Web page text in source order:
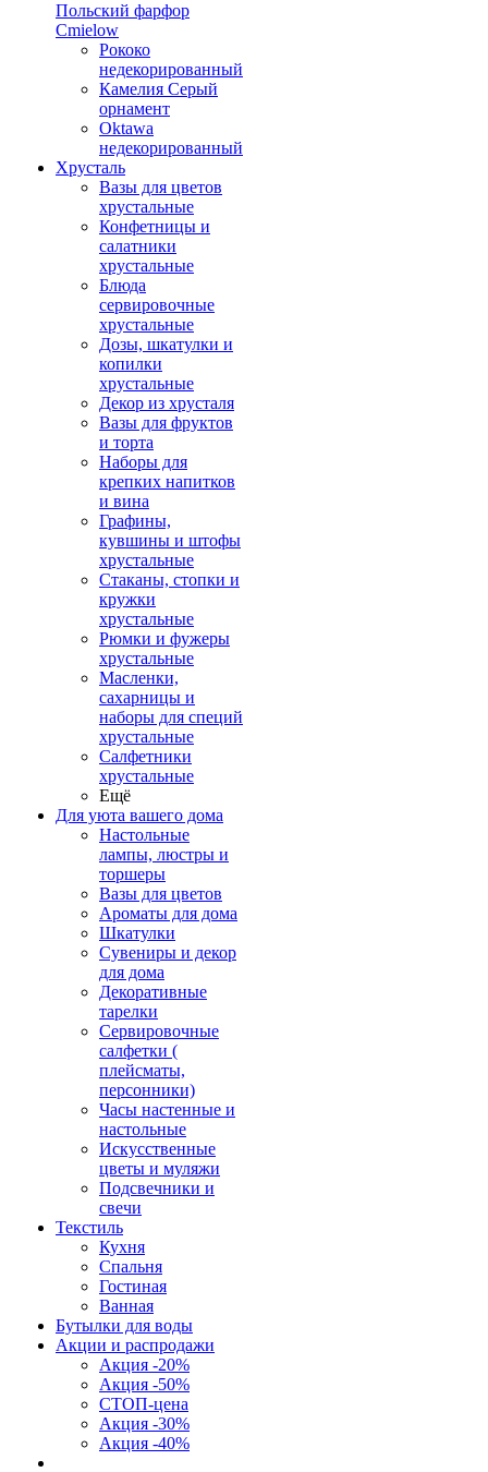
Польский фарфор
Сmielow
Рококо
недекорированный
Камелия Серый
орнамент
Oktawa
недекорированный
Хрусталь
Вазы для цветов
хрустальные
Конфетницы и
салатники
хрустальные
Блюда
сервировочные
хрустальные
Дозы, шкатулки и
копилки
хрустальные
Декор из хрусталя
Вазы для фруктов
и торта
Наборы для
крепких напитков
и вина
Графины,
кувшины и штофы
хрустальные
Стаканы, стопки и
кружки
хрустальные
Рюмки и фужеры
хрустальные
Масленки,
сахарницы и
наборы для специй
хрустальные
Салфетники
хрустальные
Ещё
Для уюта вашего дома
Настольные
лампы, люстры и
торшеры
Вазы для цветов
Ароматы для дома
Шкатулки
Сувениры и декор
для дома
Декоративные
тарелки
Сервировочные
салфетки (
плейсматы,
персонники)
Часы настенные и
настольные
Искусственные
цветы и муляжи
Подсвечники и
свечи
Текстиль
Кухня
Спальня
Гостиная
Ванная
Бутылки для воды
Акции и распродажи
Акция -20%
Акция -50%
СТОП-цена
Акция -30%
Акция -40%